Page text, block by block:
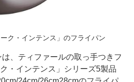
ク・インテンス」のフライパン
、ティファールの取っ手つきフ
・インテンス」シリーズ5製品